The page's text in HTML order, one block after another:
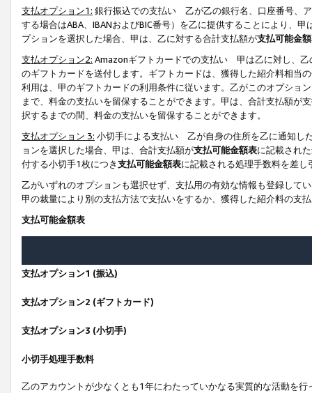
支払オプション1: 銀行振込での支払い 乙が乙の銀行名、口座番号、
する場合はABA、IBANおよびBIC番号）を乙に提供することにより、
プションを選択した場合、甲は、乙に対する合計支払額が支払可能金
支払オプション2: Amazonギフトカードでの支払い 甲は乙に対し、乙
のギフトカードを送付します。ギフトカードは、獲得した紹介料相当
利用は、甲のギフトカードの利用条件に従います。乙がこのオプショ
まで、料金の支払いを留保することができます。甲は、合計支払額が
択するまでの間、料金の支払いを留保することができます。
支払オプション 3: 小切手による支払い 乙が自身の住所を乙に通知し
ョンを選択した場合、甲は、合計支払額が支払可能金額表に記載され
付する小切手1枚につき支払可能金額表に記載される処理手数料を差し
乙がいずれのオプションも選択せず、支払用の有効な情報も登録して
甲の裁量により別の支払方法で支払いをするか、獲得した紹介料の支
支払可能金額表
支払オプション1 (振込)
支払オプション2 (ギフトカード)
支払オプション3 (小切手)
小切手処理手数料
乙のアカウントが少なくとも1年にわたっていかなる実質的な活動を